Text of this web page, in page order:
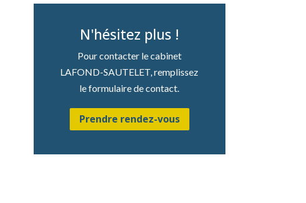
N'hésitez plus !
Pour contacter le cabinet
LAFOND-SAUTELET, remplissez
le formulaire de contact.
Prendre rendez-vous